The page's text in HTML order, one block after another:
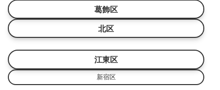
葛飾区
北区
江東区
新宿区